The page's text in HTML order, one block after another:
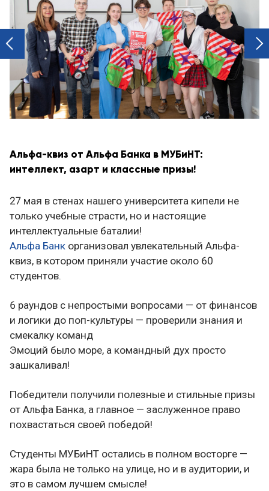
prev
next
Альфа-квиз от Альфа Банка в МУБиНТ:
интеллект, азарт и классные призы!
27 мая в стенах нашего университета кипели не
только учебные страсти, но и настоящие
интеллектуальные баталии!
Альфа Банк организовал увлекательный Альфа-
квиз, в котором приняли участие около 60
студентов.
6 раундов с непростыми вопросами — от финансов
и логики до поп-культуры — проверили знания и
смекалку команд
Эмоций было море, а командный дух просто
зашкаливал!
Победители получили полезные и стильные призы
от Альфа Банка, а главное — заслуженное право
похвастаться своей победой!
Студенты МУБиНТ остались в полном восторге —
жара была не только на улице, но и в аудитории, и
это в самом лучшем смысле!